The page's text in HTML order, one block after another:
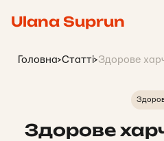
Ulana Suprun
Головна>Статті>Здорове
Здорове